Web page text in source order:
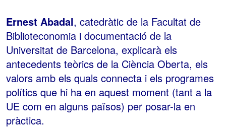
Ernest Abadal, catedràtic de la Facultat de
Biblioteconomia i documentació de la
Universitat de Barcelona, explicarà els
antecedents teòrics de la Ciència Oberta, els
valors amb els quals connecta i els programes
polítics que hi ha en aquest moment (tant a la
UE com en alguns països) per posar-la en
pràctica.